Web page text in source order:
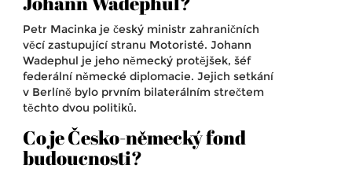
Petr Macinka je český ministr zahraničních
věcí zastupující stranu Motoristé. Johann
Wadephul je jeho německý protějšek, šéf
federální německé diplomacie. Jejich setkání
v Berlíně bylo prvním bilaterálním strečtem
těchto dvou politiků.
Co je Česko-německý fond
budoucnosti?